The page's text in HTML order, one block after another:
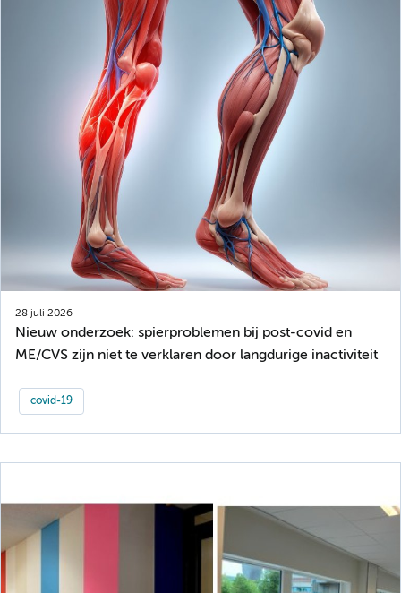
28 juli 2026
Nieuw onderzoek: spierproblemen bij post-covid en
ME/CVS zijn niet te verklaren door langdurige inactiviteit
covid-19